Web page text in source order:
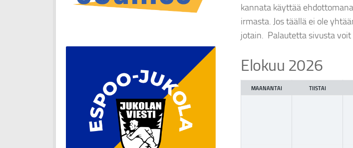
kannata käyttää
irmasta. Jos täällä ei ole
jotain. Palautetta sivusta voit
Kuukauden
Elokuu 2026
MAANANTAI TIISTAI